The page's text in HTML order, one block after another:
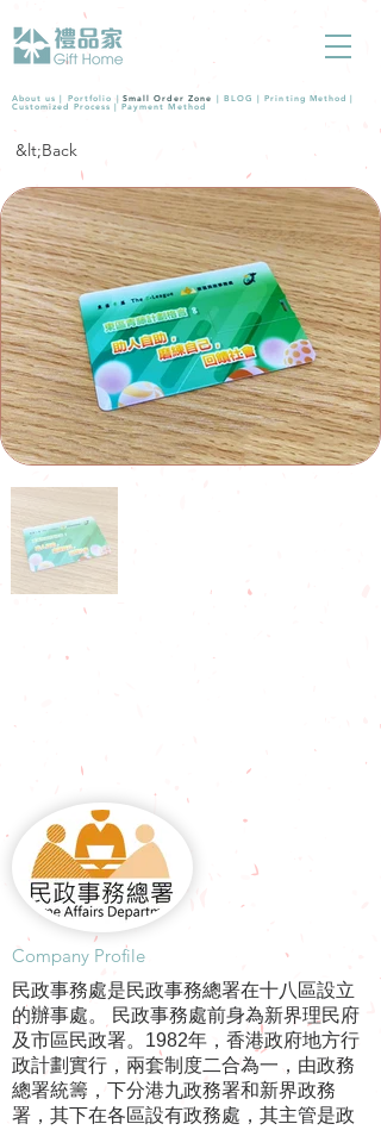
About us | Portfolio | Small Order Zone | BLOG |Printing Method |
Customized Process |Payment Method
&lt;Back
​Company Profile
民政事務處是民政事務總署在十八區設立
的辦事處。 民政事務處前身為新界理民府
及市區民政署。1982年，香港政府地方行
政計劃實行，兩套制度二合為一，由政務
總署統籌，下分港九政務署和新界政務
署，其下在各區設有政務處，其主管是政